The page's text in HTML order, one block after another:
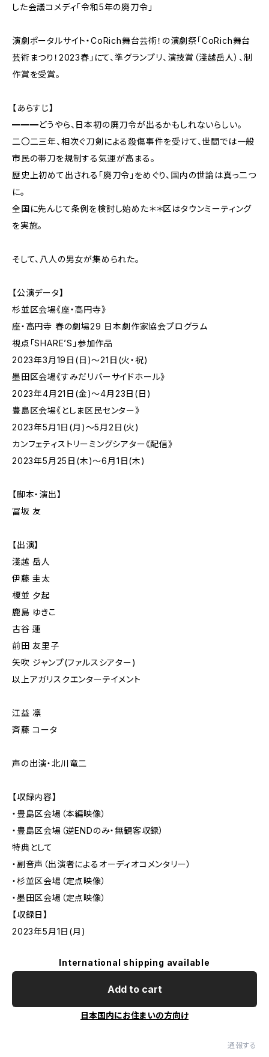
した会議コメディ「令和5年の廃刀令」
演劇ポータルサイト・CoRich舞台芸術！の演劇祭「CoRich舞台
芸術まつり！2023春」にて、準グランプリ、演技賞（淺越岳人）、制
作賞を受賞。
【あらすじ】
━━━どうやら、日本初の廃刀令が出るかもしれないらしい。
二〇二三年、相次ぐ刀剣による殺傷事件を受けて、世間では一般
市民の帯刀を規制する気運が高まる。
歴史上初めて出される「廃刀令」をめぐり、国内の世論は真っ二つ
に。
全国に先んじて条例を検討し始めた＊＊区はタウンミーティング
を実施。
そして、八人の男女が集められた。
【公演データ】
杉並区会場《座・高円寺》
座・高円寺 春の劇場29 日本劇作家協会プログラム
視点「SHARE’S」参加作品
2023年3月19日(日)〜21日(火・祝)
墨田区会場《すみだリバーサイドホール》
2023年4月21日(金)〜4月23日(日)
豊島区会場《としま区民センター》
2023年5月1日(月)〜5月2日(火)
カンフェティストリーミングシアター《配信》
2023年5月25日(木)～6月1日(木)
【脚本・演出】
冨坂 友
【出演】
淺越 岳人
伊藤 圭太
榎並 夕起
鹿島 ゆきこ
古谷 蓮
前田 友里子
矢吹 ジャンプ(ファルスシアター)
以上アガリスクエンターテイメント
江益 凛
斉藤 コータ
声の出演・北川竜二
【収録内容】
・豊島区会場（本編映像）
・豊島区会場（逆ENDのみ・無観客収録）
特典として
・副音声（出演者によるオーディオコメンタリー）
・杉並区会場（定点映像）
・墨田区会場（定点映像）
【収録日】
2023年5月1日(月)
International shipping available
Add to cart
日本国内にお住まいの方向け
通報する